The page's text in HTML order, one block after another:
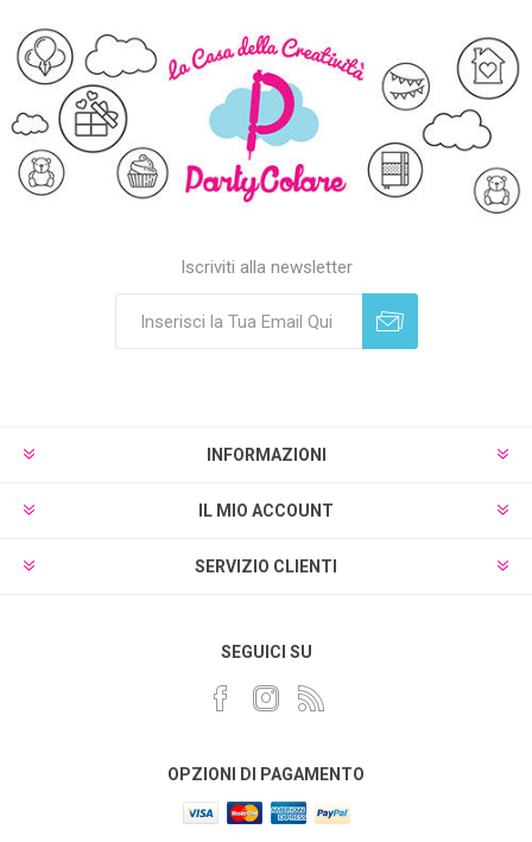
Iscriviti alla newsletter
INFORMAZIONI
IL MIO ACCOUNT
SERVIZIO CLIENTI
SEGUICI SU
OPZIONI DI PAGAMENTO